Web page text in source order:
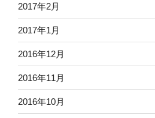
2017年2月
2017年1月
2016年12月
2016年11月
2016年10月